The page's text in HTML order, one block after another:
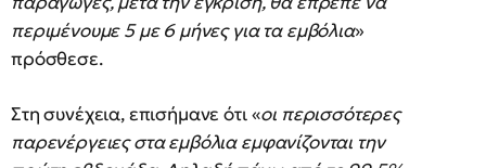
περιμένουμε 5 με 6 μήνες για τα εμβόλια»
πρόσθεσε.
Στη συνέχεια, επισήμανε ότι «οι περισσότερες
παρενέργειες στα εμβόλια εμφανίζονται την